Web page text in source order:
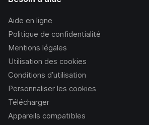
Aide en ligne
Politique de confidentialité
Mentions légales
Utilisation des cookies
Conditions d’utilisation
Personnaliser les cookies
Télécharger
Appareils compatibles